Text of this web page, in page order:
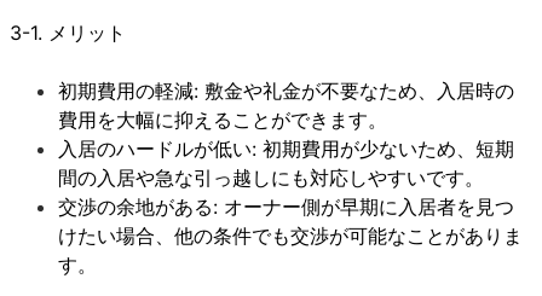
3-1. メリット
初期費用の軽減: 敷金や礼金が不要なため、入居時の
費用を大幅に抑えることができます。
入居のハードルが低い: 初期費用が少ないため、短期
間の入居や急な引っ越しにも対応しやすいです。
交渉の余地がある: オーナー側が早期に入居者を見つ
けたい場合、他の条件でも交渉が可能なことがありま
す。